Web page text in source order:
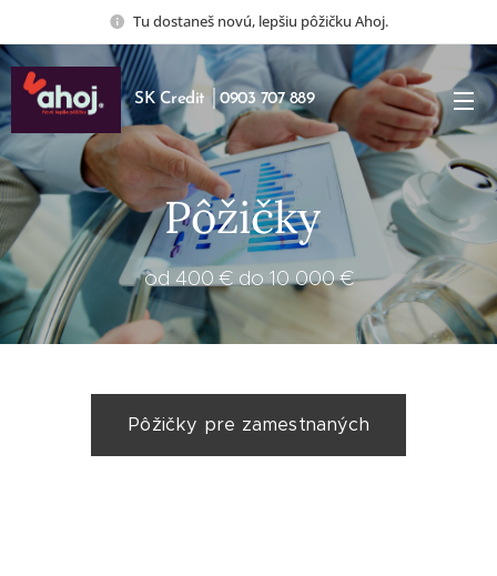
Tu dostaneš novú, lepšiu pôžičku Ahoj.
SK Credit │0903 707 889
Pôžičky
od 400 € do 10 000 €
Pôžičky pre zamestnaných